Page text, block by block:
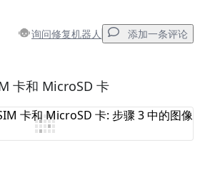
询问修复机器人 添加一条评论
添加一条评论
卡和 MicroSD 卡